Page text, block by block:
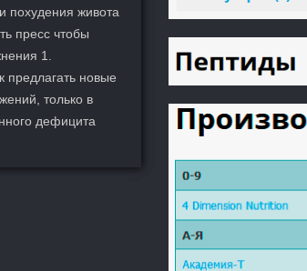
похудения живота
пресс чтобы
1.
предлагать новые
только в
дефицита